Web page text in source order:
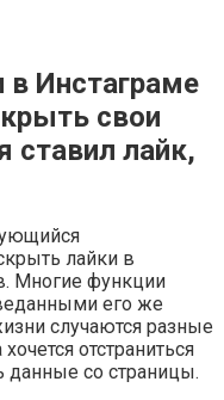
в Инстаграме
свои
ставил лайк,
лайки в
Многие функции
его же
случаются разные
отстраниться
данные со страницы.